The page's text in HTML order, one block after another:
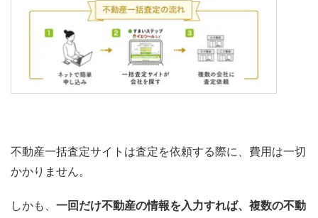
不動産一括査定サイトは査定を依頼する際に、 費用は一切
かかりません。
しかも、 一回だけ不動産の情報を入力すれば、複数の不動